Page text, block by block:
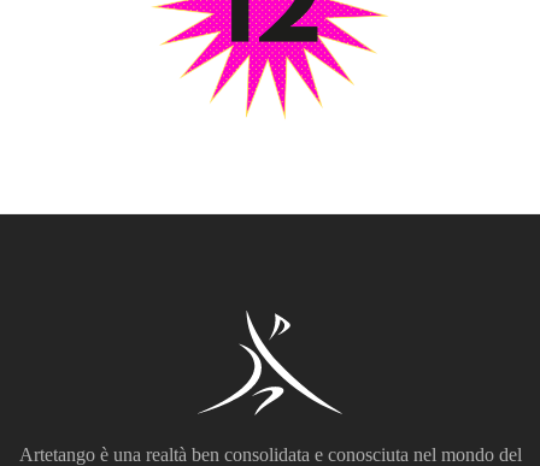
Artetango è una realtà ben consolidata e conosciuta nel mondo del